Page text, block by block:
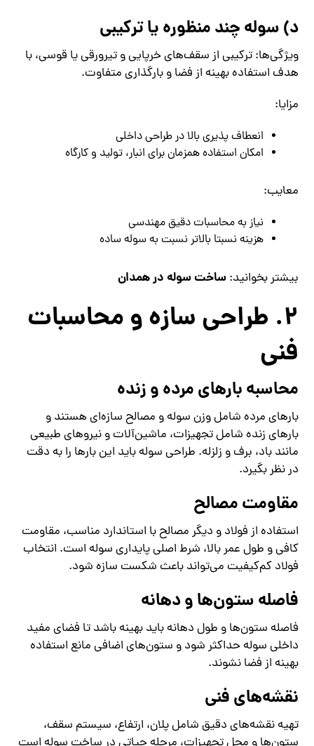
د) سوله چند منظوره یا ترکیبی
ویژگی‌ها: ترکیبی از سقف‌های خرپایی و تیرورقی یا قوسی، با
هدف استفاده بهینه از فضا و بارگذاری متفاوت.
مزایا:
انعطاف‌ پذیری بالا در طراحی داخلی
امکان استفاده همزمان برای انبار، تولید و کارگاه
معایب:
نیاز به محاسبات دقیق مهندسی
هزینه نسبتا بالاتر نسبت به سوله ساده
بیشتر بخوانید:ساخت سوله در همدان
2. طراحی سازه و محاسبات
فنی
محاسبه بارهای مرده و زنده
بارهای مرده شامل وزن سوله و مصالح سازه‌ای هستند و
بارهای زنده شامل تجهیزات، ماشین‌آلات و نیروهای طبیعی
مانند باد، برف و زلزله. طراحی سوله باید این بارها را به دقت
در نظر بگیرد.
مقاومت مصالح
استفاده از فولاد و دیگر مصالح با استاندارد مناسب، مقاومت
کافی و طول عمر بالا، شرط اصلی پایداری سوله است. انتخاب
فولاد کم‌کیفیت می‌تواند باعث شکست سازه شود.
فاصله ستون‌ها و دهانه
فاصله ستون‌ها و طول دهانه باید بهینه باشد تا فضای مفید
داخلی سوله حداکثر شود و ستون‌های اضافی مانع استفاده
بهینه از فضا نشوند.
نقشه‌های فنی
تهیه نقشه‌های دقیق شامل پلان، ارتفاع، سیستم سقف،